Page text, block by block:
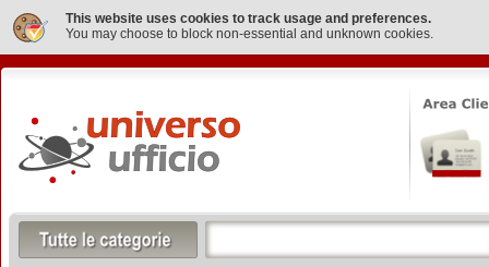
This website uses cookies to track usage and preferences.
You may choose to block non-essential and unknown cookies.